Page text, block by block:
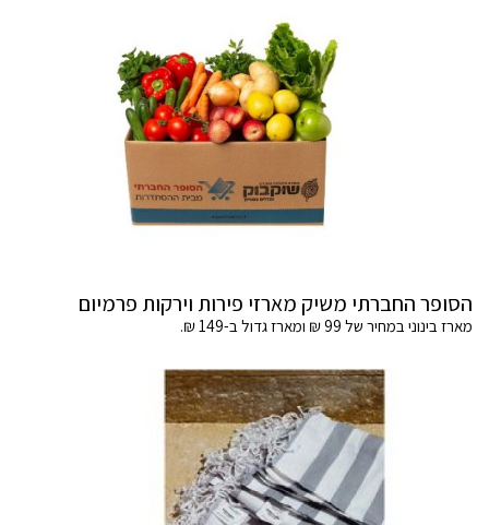
הסופר החברתי משיק מארזי פירות וירקות פרמיום
מארז בינוני במחיר של 99 ₪ ומארז גדול ב-149 ₪.